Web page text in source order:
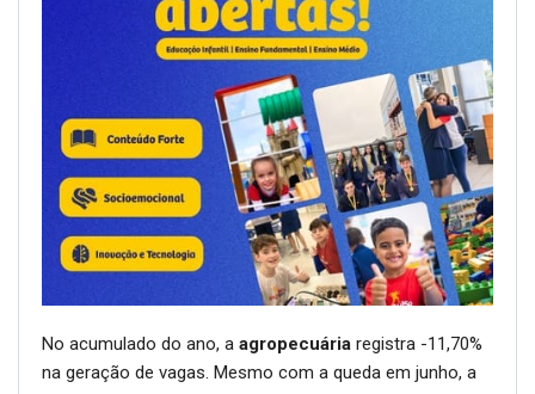
No acumulado do ano, a agropecuária registra -11,70%
na geração de vagas. Mesmo com a queda em junho, a